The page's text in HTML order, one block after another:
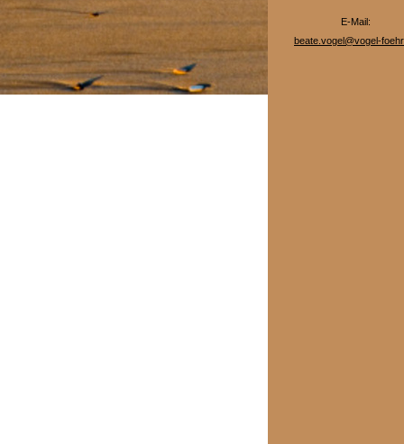
E-Mail:
beate.vogel@vogel-